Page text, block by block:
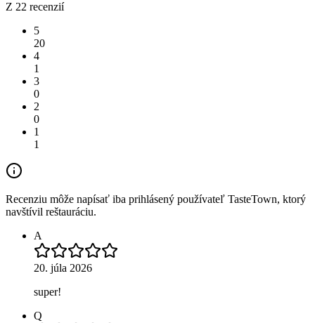
Z 22 recenzií
5
20
4
1
3
0
2
0
1
1
Recenziu môže napísať iba prihlásený používateľ TasteTown, ktorý
navštívil reštauráciu.
A
20. júla 2026
super!
Q